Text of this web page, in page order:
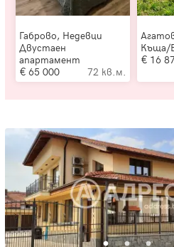
Габрово, Недевци
Двустаен
апартамент
65 000
72 кв.м.
Къща/
16